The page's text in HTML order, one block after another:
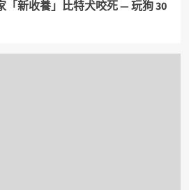
「新收養」比特犬咬死 — 玩狗 30